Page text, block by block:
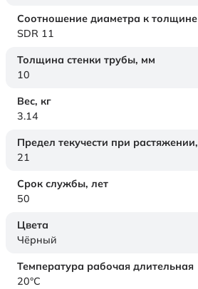
Соотношение диаметра к толщине
SDR 11
Толщина стенки трубы, мм
10
Вес, кг
3.14
Предел текучести при растяжении,
21
Срок службы, лет
50
Цвета
Чёрный
Температура рабочая длительная
20°C